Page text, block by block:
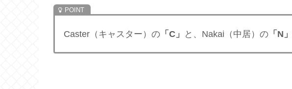
Caster（キャスター）の 「C」 と、Nakai（中居）の 「N」